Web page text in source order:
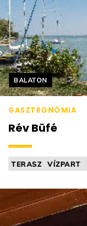
Helyszín címkék:
BALATON
GASZTRONÓMIA
Rév Büfé
TERASZ VÍZPART